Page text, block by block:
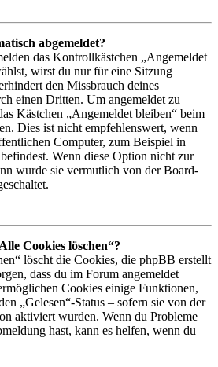
abgemeldet?
das Kontrollkästchen „Angemeldet
wirst du nur für eine Sitzung
den Missbrauch deines
einen Dritten. Um angemeldet zu
Kästchen „Angemeldet bleiben“ beim
Dies ist nicht empfehlenswert, wenn
Computer, zum Beispiel in
Wenn diese Option nicht zur
wurde sie vermutlich von der Board-
Cookies löschen“?
löscht die Cookies, die phpBB erstellt
dass du im Forum angemeldet
Cookies einige Funktionen,
„Gelesen“-Status – sofern sie von der
aktiviert wurden. Wenn du Probleme
hast, kann es helfen, wenn du